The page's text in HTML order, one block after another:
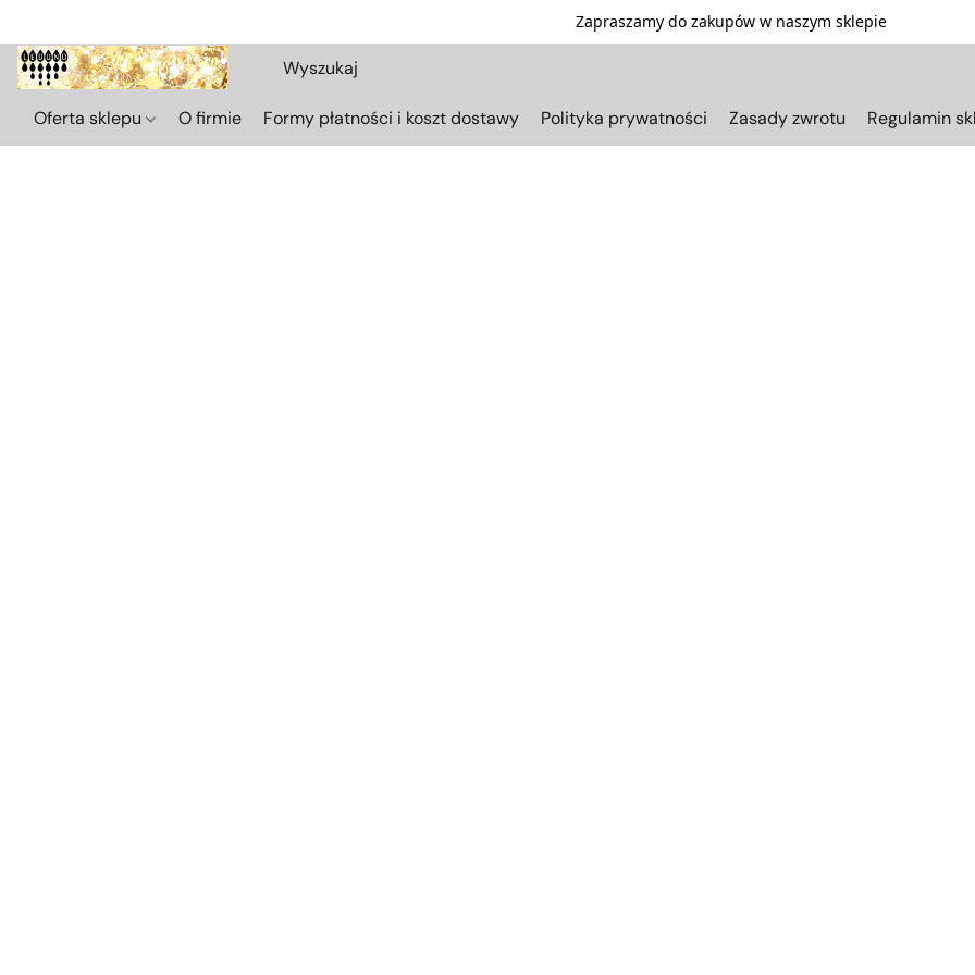
Zapraszamy do zakupów w naszym sklepie
Oferta sklepu O firmie Formy płatności i koszt dostawy Polityka prywatności Zasady zwrotu Regulamin